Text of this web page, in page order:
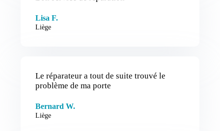
Lisa F.
Liège
Le réparateur a tout de suite trouvé le
problème de ma porte
Bernard W.
Liège